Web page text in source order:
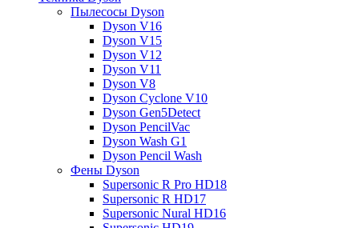
Пылесосы Dyson
Dyson V16
Dyson V15
Dyson V12
Dyson V11
Dyson V8
Dyson Cyclone V10
Dyson Gen5Detect
Dyson PencilVac
Dyson Wash G1
Dyson Pencil Wash
Фены Dyson
Supersonic R Pro HD18
Supersonic R HD17
Supersonic Nural HD16